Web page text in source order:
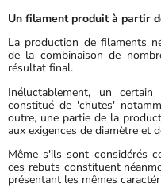
Un filament produit à partir
La production de filaments
de la combinaison de
résultat final.
Inéluctablement, un
constitué de 'chutes'
outre, une partie de la
aux exigences de diamètre et
Même s'ils sont considérés
ces rebuts constituent
présentant les mêmes